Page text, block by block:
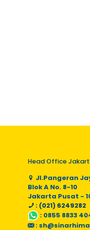
Head Office
Jl.Pangeran
Blok A No. 8-10
Jakarta Pusat -
: (021) 6249282
: 0855 8833
: